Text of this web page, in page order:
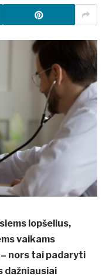
lopšelius,
vaikams
nors tai padaryti
dažniausiai